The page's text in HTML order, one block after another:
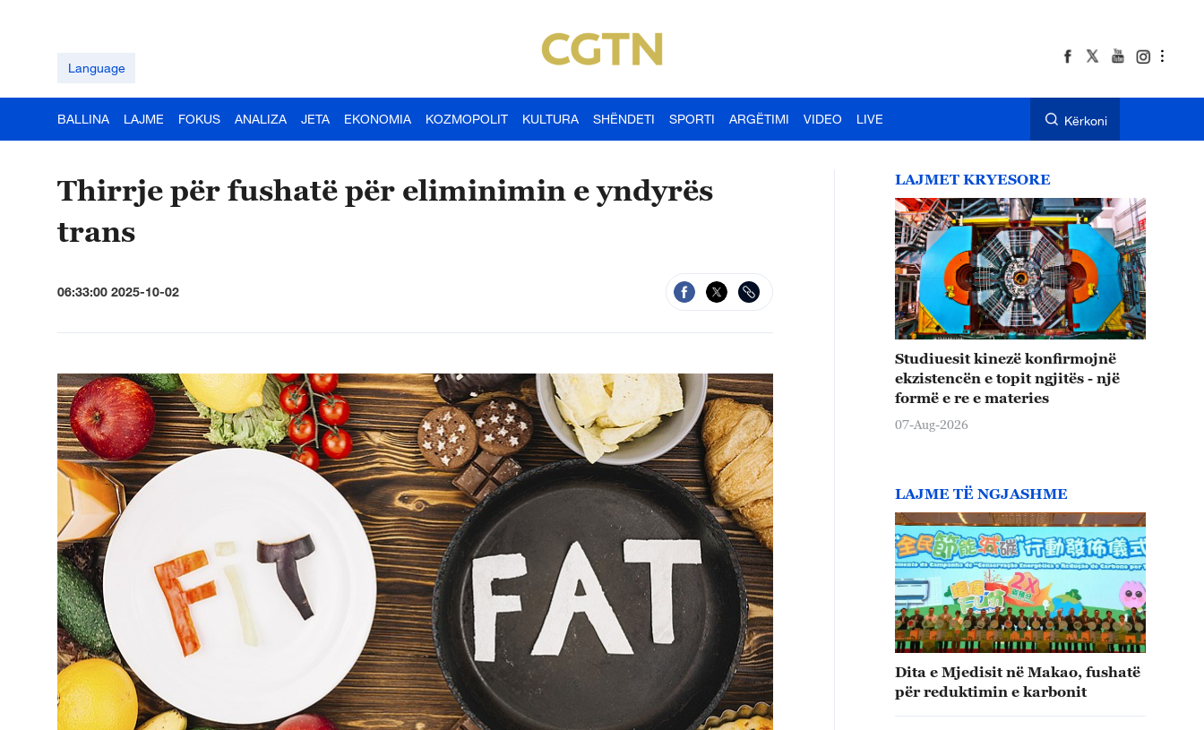
Language
BALLINA LAJME FOKUS ANALIZA JETA EKONOMIA KOZMOPOLIT KULTURA SHËNDETI SPORTI ARGËTIMI VIDEO LIVE Kërkoni
Thirrje për fushatë për eliminimin e yndyrës
trans
06:33:00 2025-10-02
LAJMET KRYESORE
Studiuesit kinezë konfirmojnë
ekzistencën e topit ngjitës - një
formë e re e materies
07-Aug-2026
LAJME TË NGJASHME
Dita e Mjedisit në Makao, fushatë
për reduktimin e karbonit